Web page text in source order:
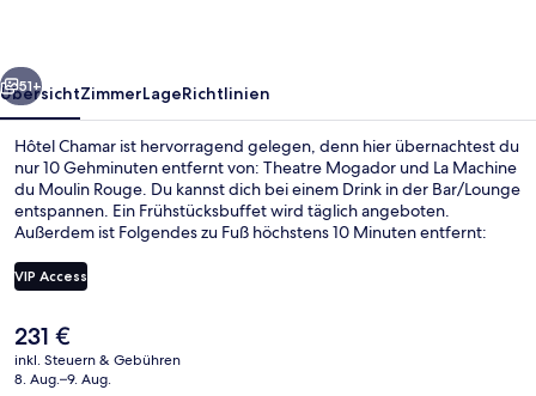
Weiter
51+
ÜbersichtZimmerLageRichtlinien
Hôtel Chamar ist hervorragend gelegen, denn hier übernachtest du
nur 10 Gehminuten entfernt von: Theatre Mogador und La Machine
du Moulin Rouge. Du kannst dich bei einem Drink in der Bar/Lounge
entspannen. Ein Frühstücksbuffet wird täglich angeboten.
Außerdem ist Folgendes zu Fuß höchstens 10 Minuten entfernt:
einen kurzen Fußmarsch von den öffentlichen Verkehrsmitteln
entfernt: Zur U-Bahn läuft man 4 Minuten (U-Bahn-Station Saint-
d’Orves).
VIP Access
Der
aktuelle
Preis
231 €
inkl. Steuern & Gebühren
8. Aug.–9. Aug.